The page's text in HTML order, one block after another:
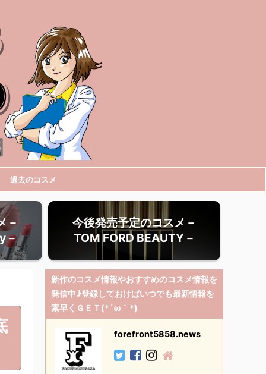
過去のコスメ
－
－
今後発売予定のコスメ－
TOM FORD BEAUTY－
新作のコスメ情報やおすすめのコスメ情報を
発信中♪登録しておけばいつでも最新情報を
素早くＧＥＴ(*´ω｀*)
forefront5858.news